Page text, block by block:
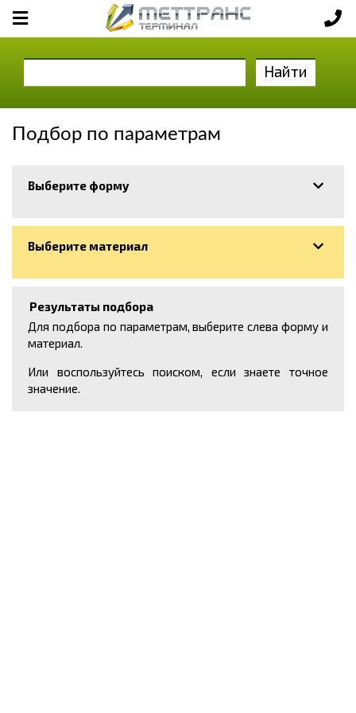
Найти
Подбор по параметрам
Выберите форму
Выберите материал
Результаты подбора
Для подбора по параметрам, выберите слева форму и
материал.
Или воспользуйтесь поиском, если знаете точное
значение.